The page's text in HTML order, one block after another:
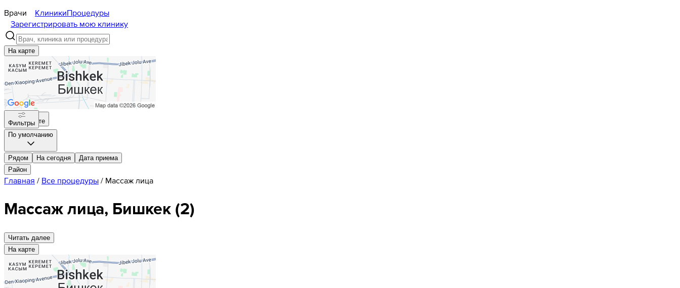
Врачи КлиникиПроцедуры
Зарегистрировать мою клинику
На карте
На карте
Фильтры
По умолчанию
Рядом На сегодня
Дата приема
Район
Главная / Все процедуры / Массаж лица
Массаж лица, Бишкек(2)
Читать далee
На карте